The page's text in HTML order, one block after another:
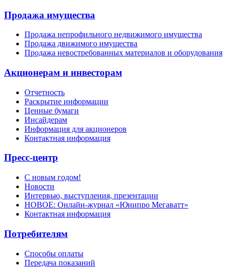
Продажа имущества
Продажа непрофильного недвижимого имущества
Продажа движимого имущества
Продажа невостребованных материалов и оборудования
Акционерам и инвесторам
Отчетность
Раскрытие информации
Ценные бумаги
Инсайдерам
Информация для акционеров
Контактная информация
Пресс-центр
С новым годом!
Новости
Интервью, выступления, презентации
НОВОЕ: Онлайн-журнал «Юнипро Мегаватт»
Контактная информация
Потребителям
Способы оплаты
Передача показаний